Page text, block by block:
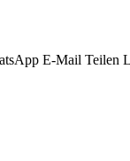
E-Mail Teilen